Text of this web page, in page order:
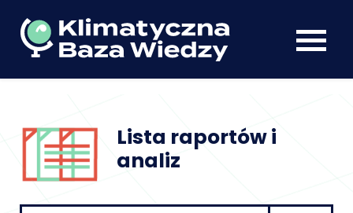
Lista raportów i
analiz